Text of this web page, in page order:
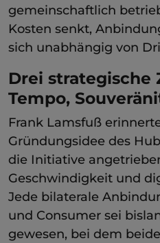
gemeinschaftlich
Kosten senkt,
sich unabhängig von
Drei strategische
Tempo,
Frank Lamsfuß
Gründungsidee des
die Initiative
Geschwindigkeit und
Jede bilaterale
und Consumer sei
gewesen, bei dem